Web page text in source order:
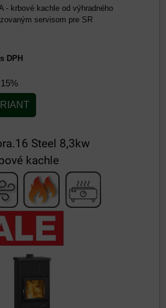
- krbové kachle od výhradného
servisom pre SR
s DPH
Steel 8,3kw
kachle